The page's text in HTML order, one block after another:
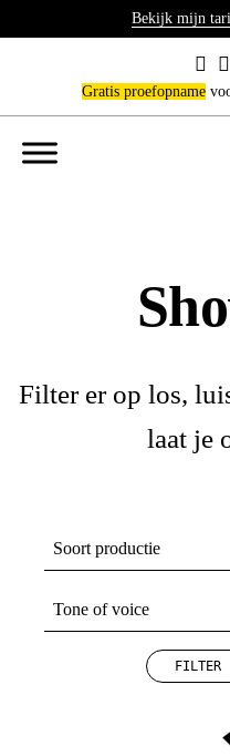
Bekijk mijn
Gratis proefopname
Filter er op los,
laat je
FILTER